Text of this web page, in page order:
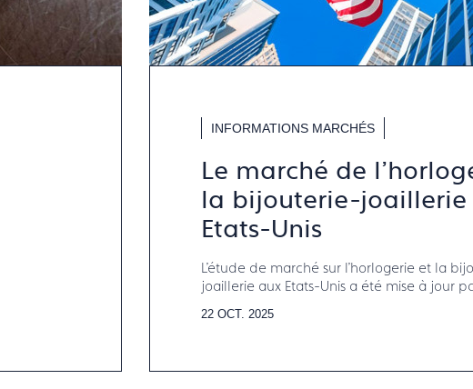
INFORMATIONS MARCHÉS
Le marché de
la bijouterie-joaillerie
Etats-Unis
L'étude de marché sur l'horlogerie et la
22 OCT. 2025